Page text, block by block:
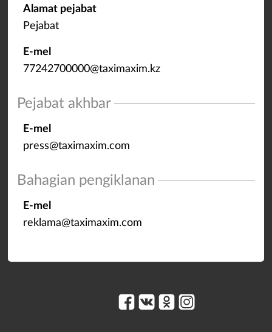
Alamat pejabat
Pejabat
E-mel
77242700000@taximaxim.kz
Pejabat akhbar
E-mel
press@taximaxim.com
Bahagian pengiklanan
E-mel
reklama@taximaxim.com